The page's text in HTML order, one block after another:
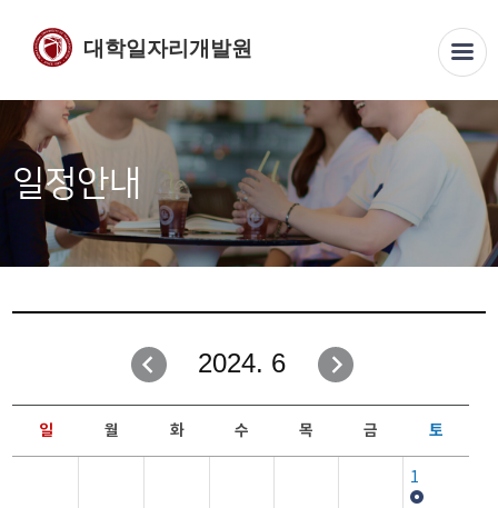
대학일자리개발원
일정안내
2024. 6
일 월 화 수 목 금 토
1